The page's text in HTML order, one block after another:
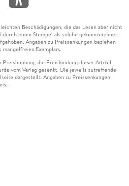
Beschädigungen, die das Lesen aber nicht
durch einen Stempel als solche gekennzeichnet.
Angaben zu Preissenkungen beziehen
Exemplars.
die Preisbindung dieser Artikel
vom Verlag gesenkt. Die jeweils zutreffende
dargestellt. Angaben zu Preissenkungen